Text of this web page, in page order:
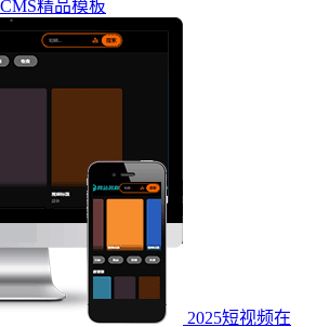
精品模板
2025短视频在